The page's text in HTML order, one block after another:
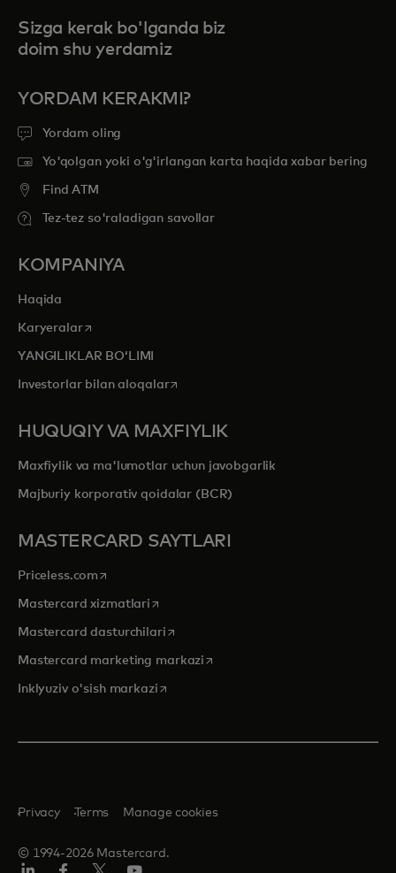
Sizga kerak bo'lganda biz
doim shu yerdamiz
YORDAM KERAKMI?
Yordam oling
Yo'qolgan yoki o'g'irlangan karta haqida xabar bering
Find ATM
Tez-tez so'raladigan savollar
KOMPANIYA
Haqida
Karyeralaropens in a new tab
YANGILIKLAR BOʻLIMI
Investorlar bilan aloqalaropens in a new tab
HUQUQIY VA MAXFIYLIK
Maxfiylik va ma'lumotlar uchun javobgarlik
Majburiy korporativ qoidalar (BCR)
MASTERCARD SAYTLARI
Priceless.com opens in a new tab
Mastercard xizmatlari opens in a new tab
Mastercard dasturchilariopens in a new tab
Mastercard marketing markazi opens in a new tab
Inklyuziv o'sish markaziopens in a new tab
© 1994-2026 Mastercard.
Privacy Terms Manage cookies